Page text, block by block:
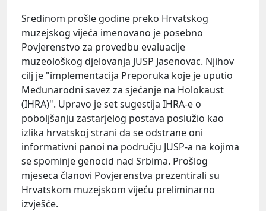
Sredinom prošle godine preko Hrvatskog
muzejskog vijeća imenovano je posebno
Povjerenstvo za provedbu evaluacije
muzeološkog djelovanja JUSP Jasenovac. Njihov
cilj je "implementacija Preporuka koje je uputio
Međunarodni savez za sjećanje na Holokaust
(IHRA)". Upravo je set sugestija IHRA-e o
poboljšanju zastarjelog postava poslužio kao
izlika hrvatskoj strani da se odstrane oni
informativni panoi na području JUSP-a na kojima
se spominje genocid nad Srbima. Prošlog
mjeseca članovi Povjerenstva prezentirali su
Hrvatskom muzejskom vijeću preliminarno
izvješće.